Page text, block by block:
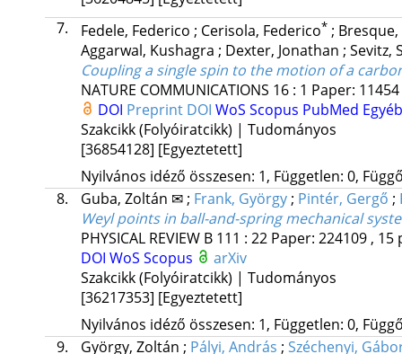
7.
Fedele, Federico ; Cerisola, Federico* ;
Aggarwal, Kushagra ; Dexter, Jonathan ; Sevitz,
Coupling a single spin to the motion of a
NATURE COMMUNICATIONS 16: 1 Paper:
DOI Preprint DOI WoS Scopus PubMed
Szakcikk (Folyóiratcikk) | Tudományos
[36854128] [Egyeztetett]
Nyilvános idéző összesen: 1, Független: 0,
8.
Guba, Zoltán ✉ ; Frank, György ; Pintér, Gergő ;
Weyl points in ball-and-spring mechanical
PHYSICAL REVIEW B 111 : 22 Paper: 224109 , 15
DOI WoS Scopus
arXiv
Szakcikk (Folyóiratcikk) | Tudományos
[36217353] [Egyeztetett]
Nyilvános idéző összesen: 1, Független: 0,
9.
György, Zoltán ; Pályi, András ; Széchenyi,